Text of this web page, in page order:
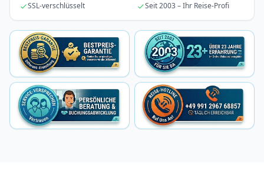
SSL-verschlüsselt
Seit 2003 – Ihr Reise-Profi